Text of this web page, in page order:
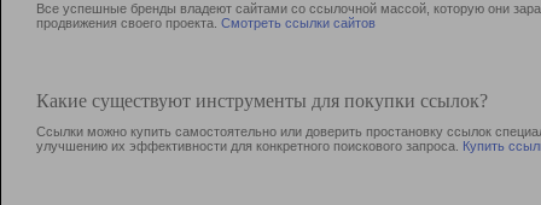
Все успешные бренды владеют сайтами со ссылочной массой, которую они
продвижения своего проекта. Смотреть ссылки сайтов
Какие существуют инструменты для покупки ссылок?
Ссылки можно купить самостоятельно или доверить простановку ссылок
улучшению их эффективности для конкретного поискового запроса. Купить